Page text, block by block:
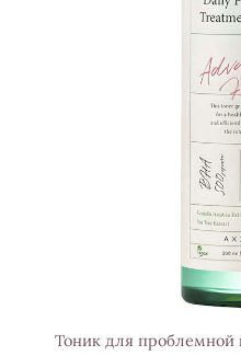
Тоник для проблемной